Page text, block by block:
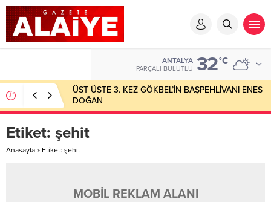
ANTALYA
PARÇALI BULUTLU 32°C
ÜST ÜSTE 3. KEZ GÖKBEL’İN BAŞPEHLİVANI ENES
DOĞAN
Etiket: şehit
Anasayfa » Etiket: şehit
MOBİL REKLAM ALANI